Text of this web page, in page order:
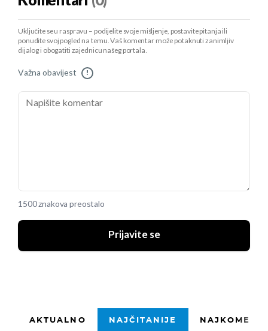
Uključite se u raspravu – podijelite svoje mišljenje, postavite pitanja ili
ponudite svoj pogled na temu. Vaš komentar može potaknuti zanimljiv
dijalog i obogatiti zajednicu našeg portala.
Važna obavijest !
1500 znakova preostalo
Prijavite se
AKTUALNO NAJČITANIJE